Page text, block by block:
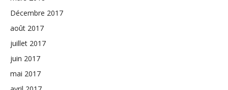
Décembre 2017
août 2017
juillet 2017
juin 2017
mai 2017